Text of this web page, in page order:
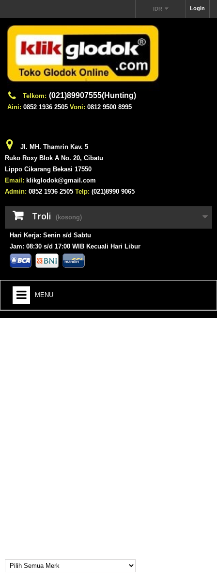
Login
IDR
Telkom: (021)89907555(Hunting)
Aini: 0852 1936 2505 Voni: 0812 9500 8995
Jl. MH. Thamrin Kav. 5
Ruko Roxy Blok A No. 20, Cibatu
Lippo Cikarang Bekasi 17550
Email: klikglodok@gmail.com
Admin: 0852 1936 2505 Telp: (021)8990 9065
Troli (kosong)
Hari Kerja: Senin s/d Sabtu
Jam: 08:30 s/d 17:00 WIB Kecuali Hari Libur
MENU